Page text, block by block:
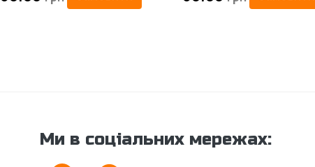
Ми в соціальних мережах: